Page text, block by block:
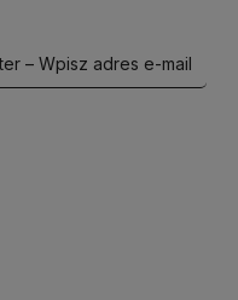
– Wpisz adres e-mail